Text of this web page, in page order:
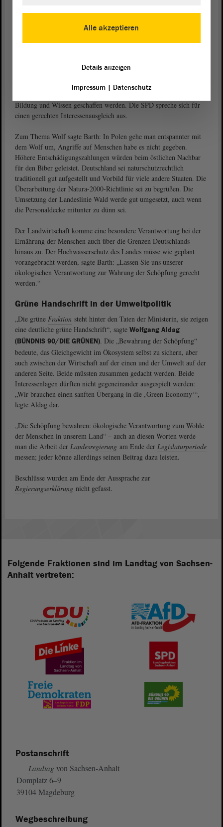
„Eine lebenswerte Welt zu bewahren, heißt für uns, eine Umwelt zu
erhalten, die eine hohe Lebensqualität biete“, so Hendrik Lange.
Schöpfung zu bewahren. Schöpfung sei aber auch die kulturelle
Vielfalt der Menschen, so
Jürgen Barth (SPD)
Bildung und Wissen geschaffen werden. Die SPD spreche sich für
einen gerechten Interessenausgleich aus.
Zum Thema Wolf sagte Barth: In Polen gehe man entspannter mit
dem Wolf um, Angriffe auf Menschen habe es nicht gegeben.
Höhere Entschädigungszahlungen würden beim östlichen Nachbar
für den Biber geleistet. Deutschland sei naturschutzrechtlich
traditionell gut aufgestellt und Vorbild für viele andere Staaten. Die
Überarbeitung der Natura-2000-Richtlinie sei zu begrüßen. Die
Umsetzung der Landeslinie Wald werde gut umgesetzt, auch wenn
die Personaldecke mitunter zu dünn sei.
Der Landwirtschaft komme eine besondere Verantwortung bei der
Ernährung der Menschen auch über die Grenzen Deutschlands
hinaus zu. Der Hochwasserschutz des Landes müsse wie geplant
vorangebracht werden, sagte Barth: „Lassen Sie uns unserer
ökologischen Verantwortung zur Wahrung der Schöpfung gerecht
werden.“
Grüne Handschrift in der Umweltpolitik
„Die grüne Fraktion steht hinter den Taten der Ministerin, sie zeigen
eine deutliche grüne Handschrift“, sagte Wolfgang Aldag
(BÜNDNIS 90/DIE GRÜNEN). Die „Bewahrung der Schöpfung“
bedeute, das Gleichgewicht im Ökosystem selbst zu sichern, aber
auch zwischen der Wirtschaft auf der einen und der Umwelt auf der
anderen Seite. Beide müssten zusammen gedacht werden. Beide
Interessenlagen dürften nicht gegeneinander ausgespielt werden:
„Wir brauchen einen sanften Übergang in die ‚Green Economy‘“,
legte Aldag dar.
„Die Schöpfung bewahren: ökologische Verantwortung zum Wohle
der Menschen in unserem Land“ – auch an diesen Worten werde
man die Arbeit der Landesregierung am Ende der Legislaturperiode
messen; jeder könne allerdings seinen Beitrag dazu leisten.
Beschlüsse wurden am Ende der Aussprache zur
Regierungserklärung nicht gefasst.
Folgende Fraktionen sind im Landtag von Sachsen-
Anhalt vertreten:
Postanschrift
Landtag von Sachsen-Anhalt
Domplatz 6–9
39104 Magdeburg
Wegbeschreibung
Alle akzeptieren
Details anzeigen
Impressum| Datenschutz